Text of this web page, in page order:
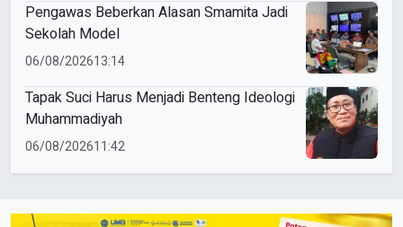
Pengawas Beberkan Alasan Smamita Jadi
Sekolah Model
06/08/202613:14
Tapak Suci Harus Menjadi Benteng Ideologi
Muhammadiyah
06/08/202611:42